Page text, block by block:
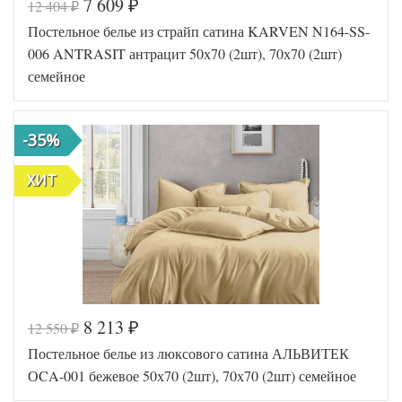
Код товара
570-691
Артикул
FIR8681
5693039
66
Ткань
Размер
пододеяльника
160х220
(2шт)
Размер
простыни
240х260
Размер
70х70
(2шт)
Производитель
Karven
(Турция)
Код товара
570-638
Артикул
FIR8681
5693040
00
12 404₽ 7 609 ₽
Постельное белье из страйп сатина KARVEN N164-SS-
006 ANTRASIT антрацит 50х70 (2шт), 70х70 (2шт)
семейное
-35%
ХИТ
12 550₽ 8 213 ₽
Постельное белье из люксового сатина АЛЬВИТЕК
ОCA-001 бежевое 50х70 (2шт), 70х70 (2шт) семейное